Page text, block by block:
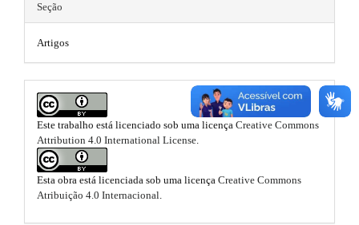
l
u
c
l
e
m
m
e
s
b
o
Seção
Artigos
Este trabalho está licenciado sob uma licença Creative Commons
Attribution 4.0 International License
Esta obra está licenciada sob uma licença Creative Commons
Atribuição 4.0 Internacional